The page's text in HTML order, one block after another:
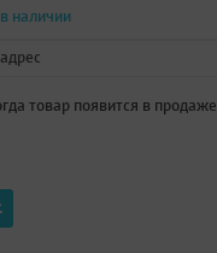
наличии
товар появится в продаже